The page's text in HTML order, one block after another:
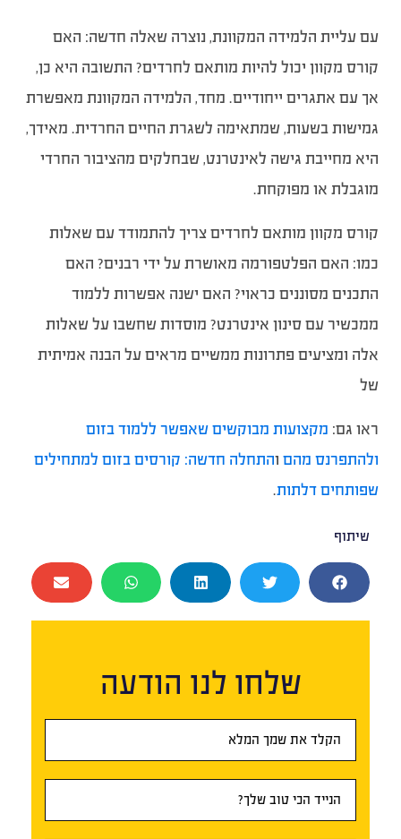
עם עליית הלמידה המקוונת, נוצרה שאלה חדשה: האם
קורס מקוון יכול להיות מותאם לחרדים? התשובה היא כן,
אך עם אתגרים ייחודיים. מחד, הלמידה המקוונת מאפשרת
גמישות בשעות, שמתאימה לשגרת החיים החרדית. מאידך,
היא מחייבת גישה לאינטרנט, שבחלקים מהציבור החרדי
מוגבלת או מפוקחת.
קורס מקוון מותאם לחרדים צריך להתמודד עם שאלות
כמו: האם הפלטפורמה מאושרת על ידי רבנים? האם
התכנים מסוננים כראוי? האם ישנה אפשרות ללמוד
ממכשיר עם סינון אינטרנט? מוסדות שחשבו על שאלות
אלה ומציעים פתרונות ממשיים מראים על הבנה אמיתית
של
ראו גם: מקצועות מבוקשים שאפשר ללמוד בזום
ולהתפרנס מהם והתחלה חדשה: קורסים בזום למתחילים
שפותחים דלתות.
שיתוף
שלחו לנו הודעה
ראשי